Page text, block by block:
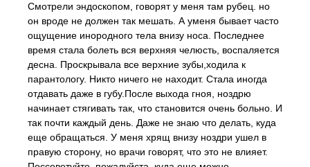
Смотрели эндоскопом, говорят у меня там рубец. но
он вроде не должен так мешать. А уменя бывает часто
ощущение инородного тела внизу носа. Последнее
время стала болеть вся верхняя челюсть, воспаляется
десна. Проскрывала все верхние зубы,ходила к
парантологу. Никто ничего не находит. Стала иногда
отдавать даже в губу.После выхода гноя, ноздрю
начинает стягивать так, что становится очень больно. И
так почти каждый день. Даже не знаю что делать, куда
еще обращаться. У меня хрящ внизу ноздри ушел в
правую сторону, но врачи говорят, что это не влияет.